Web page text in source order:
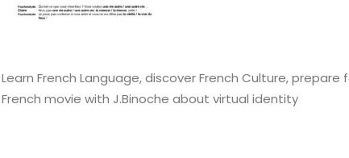
Learn French Language, discover French Culture, prepare
French movie with J.Binoche about virtual identity